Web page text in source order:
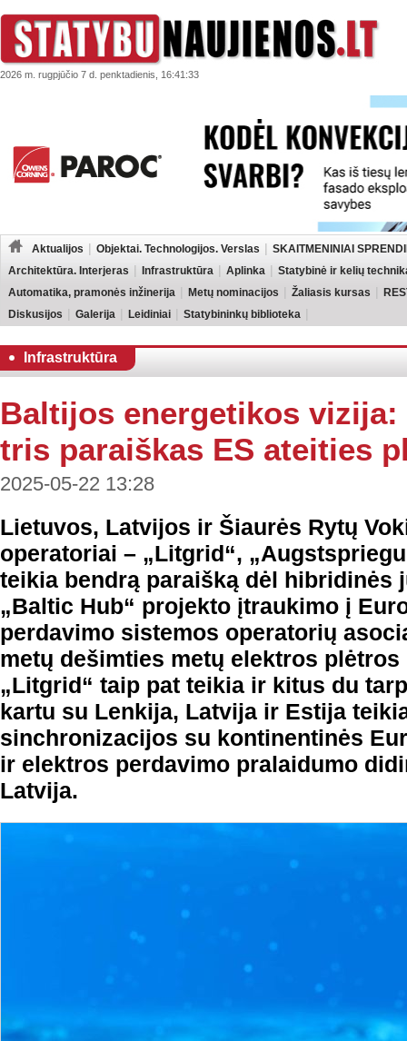
2026 m. rugpjūčio 7 d. penktadienis, 16:41:33
Aktualijos Objektai. Technologijos. Verslas
SKAITMENINIAI
Architektūra. Interjeras
Infrastruktūra Aplinka
Statybinė ir kelių
Automatika, pramonės inžinerija
Metų nominacijos Žaliasis kursas
Diskusijos
Galerija Leidiniai Statybininkų biblioteka
Infrastruktūra
Baltijos energetikos
tris paraiškas ES ateities
2025-05-22 13:28
Lietuvos, Latvijos ir Šiaurės Rytų
operatoriai – „Litgrid“,
teikia bendrą paraišką dėl hibridinės
„Baltic Hub“ projekto įtraukimo į
perdavimo sistemos operatorių
metų dešimties metų elektros plėtros
„Litgrid“ taip pat teikia ir kitus du
kartu su Lenkija, Latvija ir Estija
sinchronizacijos su kontinentinės
ir elektros perdavimo pralaidumo
Latvija.